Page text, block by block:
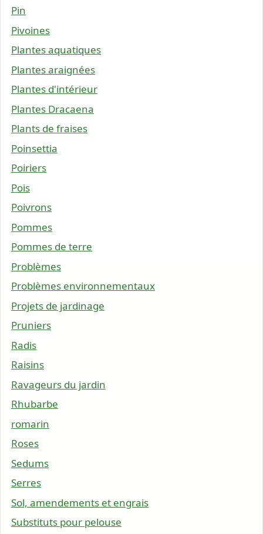
Pin
Pivoines
Plantes aquatiques
Plantes araignées
Plantes d'intérieur
Plantes Dracaena
Plants de fraises
Poinsettia
Poiriers
Pois
Poivrons
Pommes
Pommes de terre
Problèmes
Problèmes environnementaux
Projets de jardinage
Pruniers
Radis
Raisins
Ravageurs du jardin
Rhubarbe
romarin
Roses
Sedums
Serres
Sol, amendements et engrais
Substituts pour pelouse